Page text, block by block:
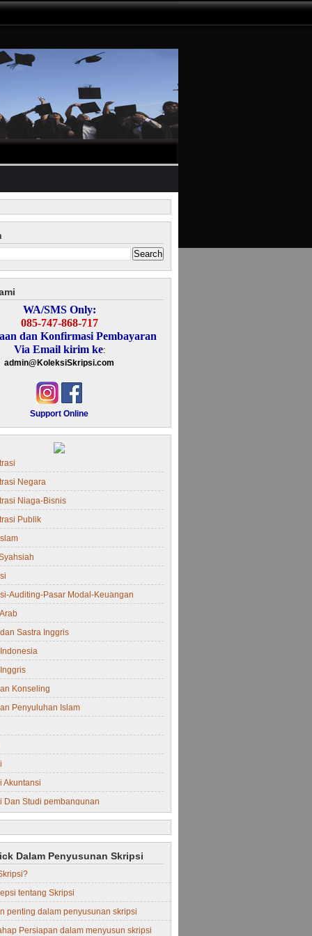
WA/SMS Only:
085-747-868-717
dan Konfirmasi Pembayaran
Via Email kirim ke:
admin@KoleksiSkripsi.com
Support Online
Negara
Niaga-Bisnis
Publik
Auditing-Pasar Modal-Keuangan
Sastra Inggris
Konseling
Penyuluhan Islam
Akuntansi
Dan Studi pembangunan
Manajemen
Dalam Penyusunan Skripsi
tentang Skripsi
penting dalam penyusunan skripsi
Persiapan dalam menyusun skripsi